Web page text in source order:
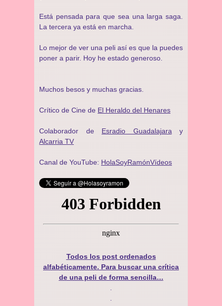
Está pensada para que sea una larga saga.
La tercera ya está en marcha.
Lo mejor de ver una peli así es que la puedes
poner a parir. Hoy he estado generoso.
Muchos besos y muchas gracias.
Crítico de Cine de El Heraldo del Henares
Colaborador de Esradio Guadalajara y
Alcarria TV
Canal de YouTube: HolaSoyRamónVídeos
Todos los post ordenados
alfabéticamente. Para buscar una crítica
de una peli de forma sencilla…